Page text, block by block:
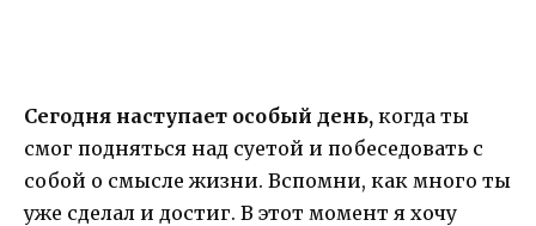
Сегодня наступает особый день, когда ты
смог подняться над суетой и побеседовать с
собой о смысле жизни. Вспомни, как много ты
уже сделал и достиг. В этот момент я хочу